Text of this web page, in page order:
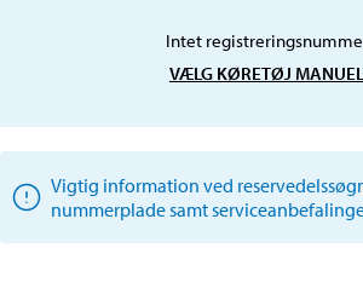
Intet
VÆLG KØRETØJ
Vigtig information ved
nummerplade samt